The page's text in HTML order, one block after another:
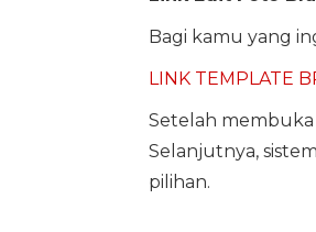
Bagi kamu yang
LINK TEMPLATE
Setelah
Selanjutnya,
pilihan.